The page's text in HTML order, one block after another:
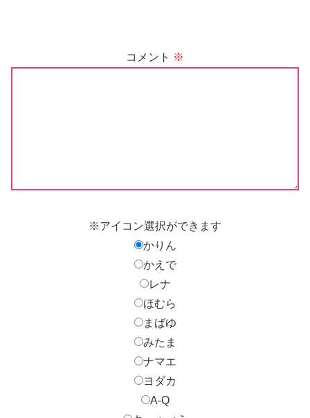
コメント ※
※アイコン選択ができます
かりん
かえで
レナ
ほむら
まばゆ
みたま
ナマエ
ヨダカ
A-Q